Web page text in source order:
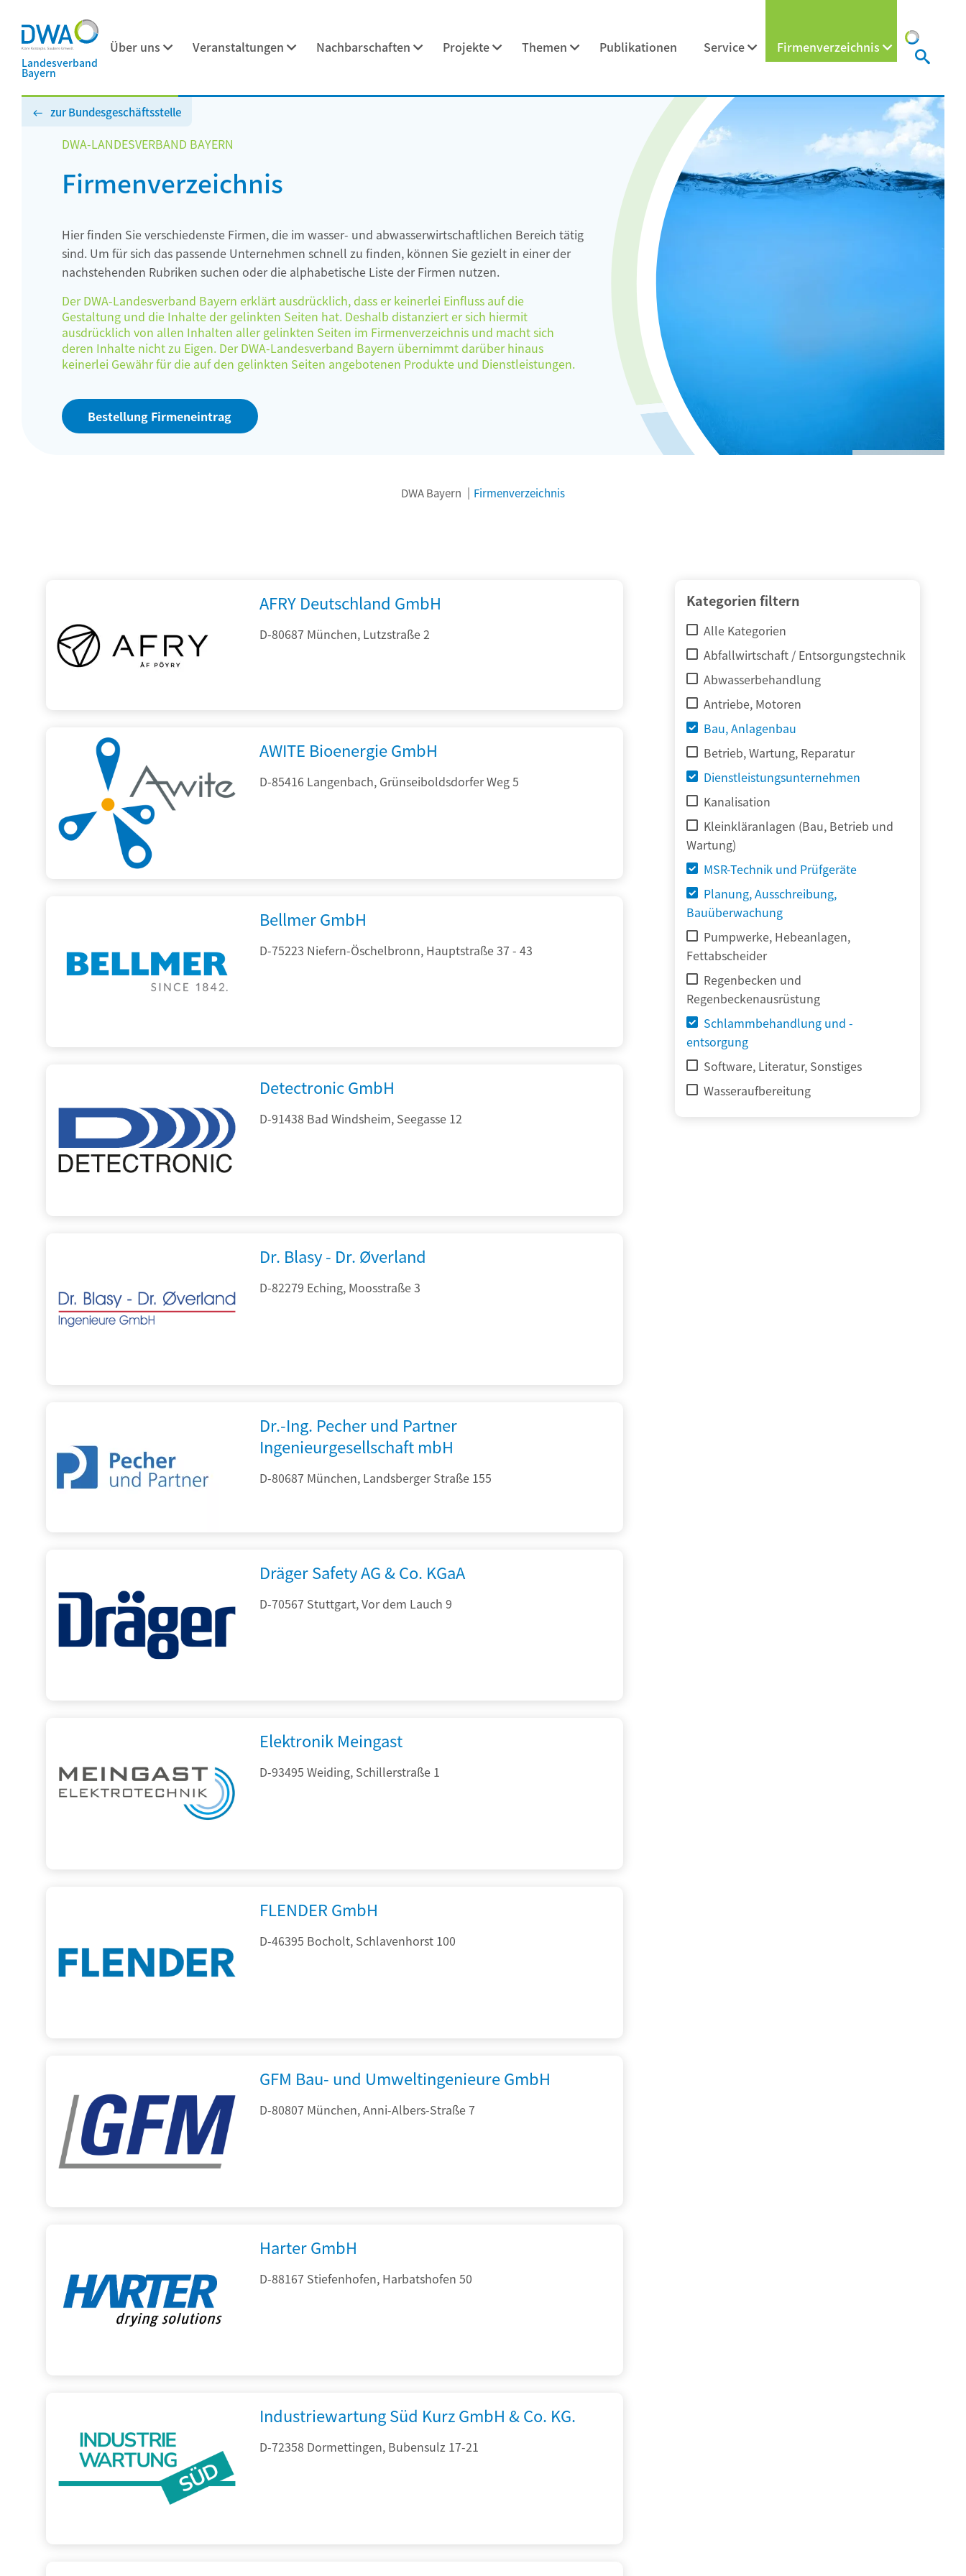
Landesverband
Bayern
Über uns Veranstaltungen Nachbarschaften Projekte Themen Publikationen Service Firmenverzeichnis
zur Bundesgeschäftsstelle
DWA-LANDESVERBAND BAYERN
Firmenverzeichnis
Hier finden Sie verschiedenste Firmen, die im wasser- und abwasserwirtschaftlichen Bereich tätig
sind. Um für sich das passende Unternehmen schnell zu finden, können Sie gezielt in einer der
nachstehenden Rubriken suchen oder die alphabetische Liste der Firmen nutzen.
Der DWA-Landesverband Bayern erklärt ausdrücklich, dass er keinerlei Einfluss auf die
Gestaltung und die Inhalte der gelinkten Seiten hat. Deshalb distanziert er sich hiermit
ausdrücklich von allen Inhalten aller gelinkten Seiten im Firmenverzeichnis und macht sich
deren Inhalte nicht zu Eigen. Der DWA-Landesverband Bayern übernimmt darüber hinaus
keinerlei Gewähr für die auf den gelinkten Seiten angebotenen Produkte und Dienstleistungen.
Bestellung Firmeneintrag
DWA Bayern Firmenverzeichnis
Kategorien filtern
Alle Kategorien
Abfallwirtschaft / Entsorgungstechnik
Abwasserbehandlung
Antriebe, Motoren
Bau, Anlagenbau
Betrieb, Wartung, Reparatur
Dienstleistungsunternehmen
Kanalisation
Kleinkläranlagen (Bau, Betrieb und
Wartung)
MSR-Technik und Prüfgeräte
Planung, Ausschreibung,
Bauüberwachung
Pumpwerke, Hebeanlagen,
Fettabscheider
Regenbecken und
Regenbeckenausrüstung
Schlammbehandlung und -
entsorgung
Software, Literatur, Sonstiges
Wasseraufbereitung
AFRY Deutschland GmbH
D-80687 München, Lutzstraße 2
AWITE Bioenergie GmbH
D-85416 Langenbach, Grünseiboldsdorfer Weg 5
Bellmer GmbH
D-75223 Niefern-Öschelbronn, Hauptstraße 37 - 43
Detectronic GmbH
D-91438 Bad Windsheim, Seegasse 12
Dr. Blasy - Dr. Øverland
D-82279 Eching, Moosstraße 3
Dr.-Ing. Pecher und Partner
Ingenieurgesellschaft mbH
D-80687 München, Landsberger Straße 155
Dräger Safety AG & Co. KGaA
D-70567 Stuttgart, Vor dem Lauch 9
Elektronik Meingast
D-93495 Weiding, Schillerstraße 1
FLENDER GmbH
D-46395 Bocholt, Schlavenhorst 100
GFM Bau- und Umweltingenieure GmbH
D-80807 München, Anni-Albers-Straße 7
Harter GmbH
D-88167 Stiefenhofen, Harbatshofen 50
Industriewartung Süd Kurz GmbH & Co. KG.
D-72358 Dormettingen, Bubensulz 17-21